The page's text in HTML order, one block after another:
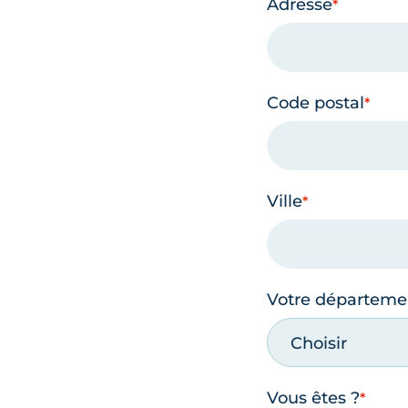
Adresse
Code postal
Ville
Votre
Choisir
Vous êtes ?